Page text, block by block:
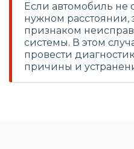
Если автомобиль не
нужном расстоянии,
признаком
системы. В этом
провести
причины и